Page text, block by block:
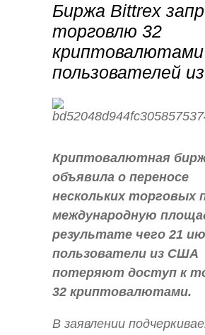
Биржа Bittrex
торговлю 32
криптовалютами
пользователей
Криптовалютная
объявила о переносе
нескольких торговых
международную
результате чего 21
пользователи из США
потеряют доступ к
32 криптовалютами.
В заявлении